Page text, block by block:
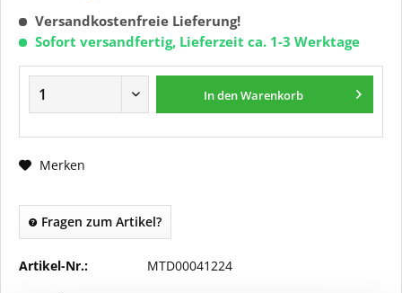
Versandkostenfreie Lieferung!
Sofort versandfertig, Lieferzeit ca. 1-3 Werktage
In denWarenkorb
Merken
Fragen zum Artikel?
Artikel-Nr.: MTD00041224